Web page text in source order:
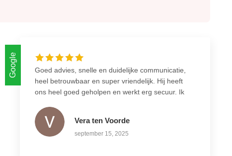
Google
Goed advies, snelle en duidelijke communicatie,
heel betrouwbaar en super vriendelijk. Hij heeft
ons heel goed geholpen en werkt erg secuur. Ik
Vera ten Voorde
september 15, 2025